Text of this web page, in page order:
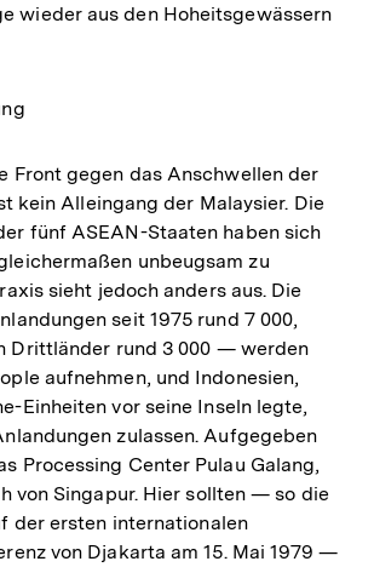
wieder aus den Hoheitsgewässern
Front gegen das Anschwellen der
kein Alleingang der Malaysier. Die
fünf ASEAN-Staaten haben sich
unbeugsam zu
sieht jedoch anders aus. Die
seit 1975 rund 7 000,
Drittländer rund 3 000 — werden
aufnehmen, und Indonesien,
Einheiten vor seine Inseln legte,
zulassen. Aufgegeben
Processing Center Pulau Galang,
von Singapur. Hier sollten — so die
der ersten internationalen
von Djakarta am 15. Mai 1979 —